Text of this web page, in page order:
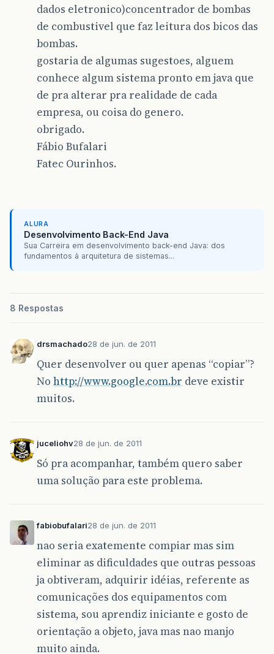
dados eletronico)concentrador de bombas
de combustivel que faz leitura dos bicos das
bombas.
gostaria de algumas sugestoes, alguem
conhece algum sistema pronto em java que
de pra alterar pra realidade de cada
empresa, ou coisa do genero.
obrigado.
Fábio Bufalari
Fatec Ourinhos.
ALURA
Desenvolvimento Back-End Java
Sua Carreira em desenvolvimento back-end Java: dos
fundamentos à arquitetura de sistemas...
8 Respostas
drsmachado28 de jun. de 2011
Quer desenvolver ou quer apenas “copiar”?
No http://www.google.com.br deve existir
muitos.
juceliohv28 de jun. de 2011
Só pra acompanhar, também quero saber
uma solução para este problema.
fabiobufalari28 de jun. de 2011
nao seria exatemente compiar mas sim
eliminar as dificuldades que outras pessoas
ja obtiveram, adquirir idéias, referente as
comunicações dos equipamentos com
sistema, sou aprendiz iniciante e gosto de
orientação a objeto, java mas nao manjo
muito ainda.